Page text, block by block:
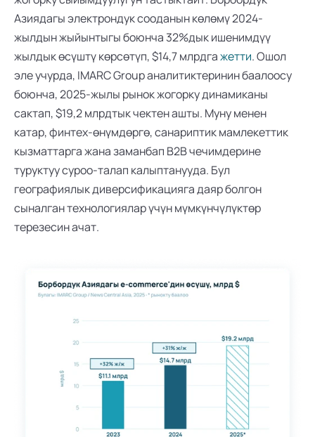
Азиядагы электрондук сооданын көлөмү 2024-
жылдын жыйынтыгы боюнча 32%дык ишенимдүү
жылдык өсүштү көрсөтүп, $14,7 млрдга жетти. Ошол
эле учурда, IMARC Group аналитиктеринин баалоосу
боюнча, 2025-жылы рынок жогорку динамиканы
сактап, $19,2 млрдтык чектен ашты. Муну менен
катар, финтех-өнүмдөргө, санариптик мамлекеттик
кызматтарга жана заманбап B2B чечимдерине
туруктуу суроо-талап калыптанууда. Бул
географиялык диверсификацияга даяр болгон
сыналган технологиялар үчүн мүмкүнчүлүктөр
терезесин ачат.